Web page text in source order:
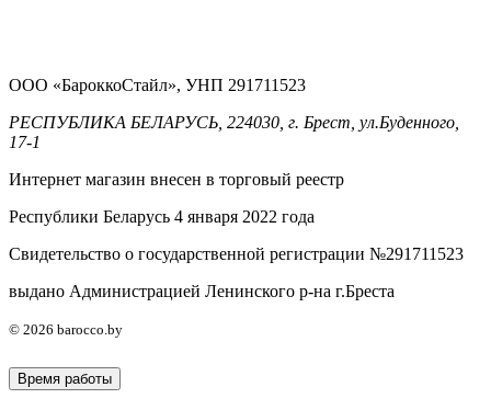
ООО «БароккоСтайл», УНП 291711523
РЕСПУБЛИКА БЕЛАРУСЬ, 224030, г. Брест, ул.Буденного,
17-1
Интернет магазин внесен в торговый реестр
Республики Беларусь 4 января 2022 года
Свидетельство о государственной регистрации №291711523
выдано Администрацией Ленинского р-на г.Бреста
© 2026 barocco.by
Время работы